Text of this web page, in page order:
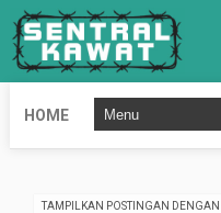
HOME
TAMPILKAN POSTINGAN DENGAN